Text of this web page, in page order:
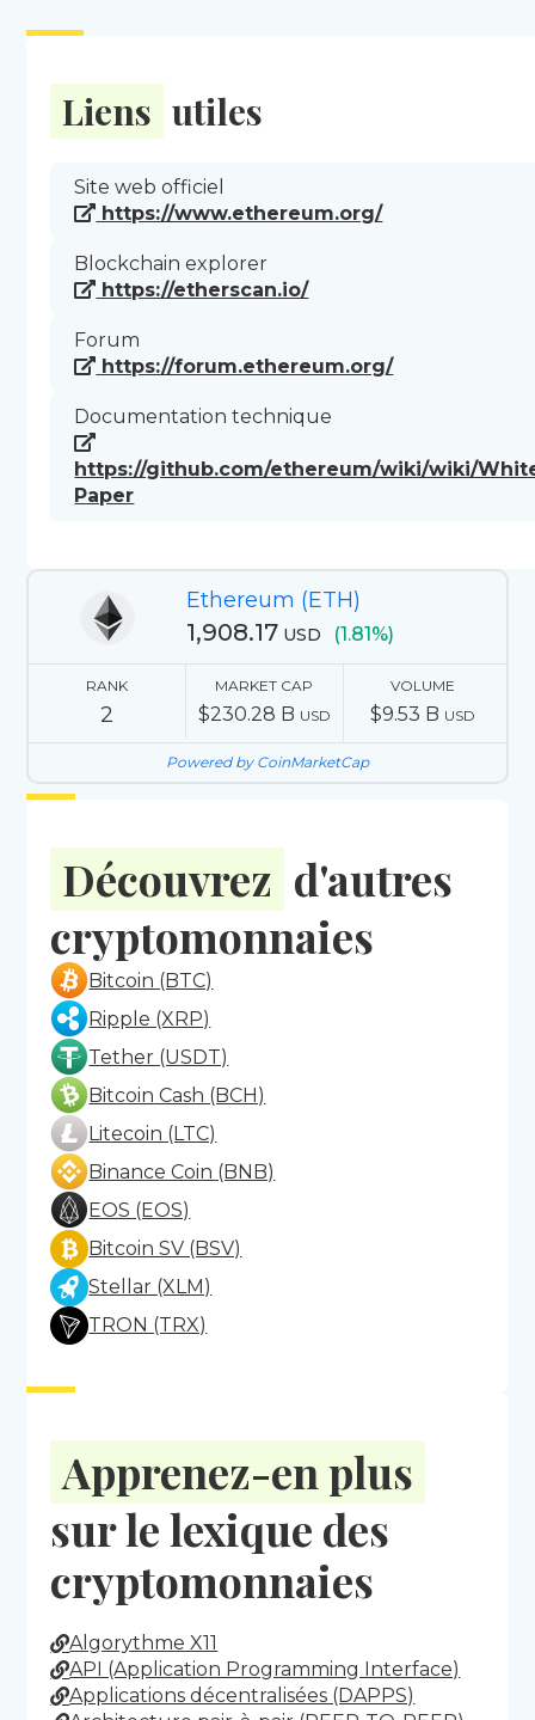
Liens utiles
Site web officiel
https://www.ethereum.org/
Blockchain explorer
https://etherscan.io/
Forum
https://forum.ethereum.org/
Documentation technique
https://github.com/ethereum/wiki/wiki/
Paper
Ethereum (ETH)
1,908.17 USD (1.81%)
RANK
2
MARKET CAP
$230.28 B USD
VOLUME
$9.53 B USD
Powered by CoinMarketCap
Découvrez d'autres
cryptomonnaies
Bitcoin (BTC)
Ripple (XRP)
Tether (USDT)
Bitcoin Cash (BCH)
Litecoin (LTC)
Binance Coin (BNB)
EOS (EOS)
Bitcoin SV (BSV)
Stellar (XLM)
TRON (TRX)
Apprenez-en plus
sur le lexique des
cryptomonnaies
Algorythme X11
API (Application Programming Interface)
Applications décentralisées (DAPPS)